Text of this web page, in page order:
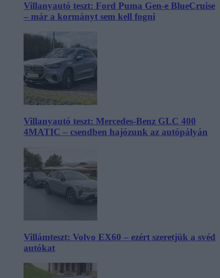
Villanyautó teszt: Ford Puma Gen-e BlueCruise
– már a kormányt sem kell fogni
Villanyautó teszt: Mercedes-Benz GLC 400
4MATIC – csendben hajózunk az autópályán
Villámteszt: Volvo EX60 – ezért szeretjük a svéd
autókat